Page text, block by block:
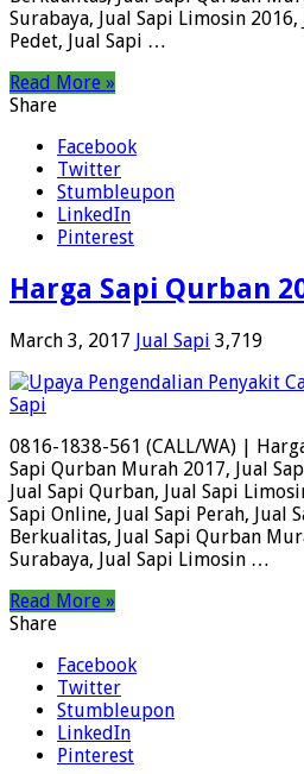
Surabaya, Jual Sapi Limosin 2016,
Pedet, Jual Sapi …
Read More »
Share
Facebook
Twitter
Stumbleupon
LinkedIn
Pinterest
Harga Sapi Qurban
March 3, 2017 Jual Sapi 3,719
0816-1838-561 (CALL/WA) |
Sapi Qurban Murah 2017, Jual
Jual Sapi Qurban, Jual Sapi
Sapi Online, Jual Sapi Perah, Jual
Berkualitas, Jual Sapi Qurban
Surabaya, Jual Sapi Limosin …
Read More »
Share
Facebook
Twitter
Stumbleupon
LinkedIn
Pinterest